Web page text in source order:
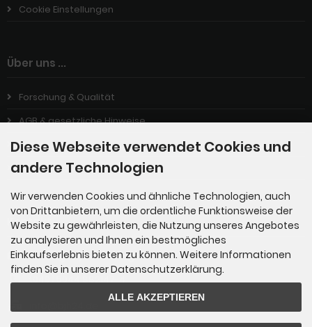
Cookie Einstellungen
Über uns ...
Forschung & Qualität
AGB & gesetzliche Hinweise
Impressum
Privatsphäre & Datenschutz
Kontakt
Bestellungen/Beratung
Diese Webseite verwendet Cookies und
andere Technologien
Wir verwenden Cookies und ähnliche Technologien, auch
von Drittanbietern, um die ordentliche Funktionsweise der
Website zu gewährleisten, die Nutzung unseres Angebotes
zu analysieren und Ihnen ein bestmögliches
Einkaufserlebnis bieten zu können. Weitere Informationen
finden Sie in unserer Datenschutzerklärung.
ALLE AKZEPTIEREN